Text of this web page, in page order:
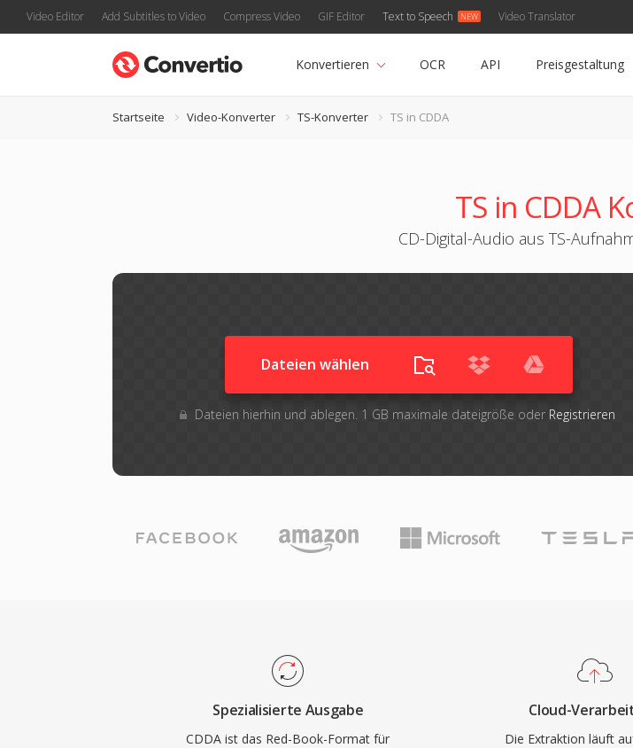
Video Editor Add Subtitles to Video Compress Video GIF Editor Text to Speech Video Translator
Konvertieren OCR API Preisgestaltung
Startseite Video-Konverter TS-Konverter TS in CDDA
TS in CDDA
CD-Digital-Audio aus TS-
Dateien wählen
Dateien hierhin und ablegen. 1 GB maximale dateigröße oder Registrieren
Spezialisierte Ausgabe
CDDA ist das Red-Book-Format für
Cloud-
Die Extraktion läuft